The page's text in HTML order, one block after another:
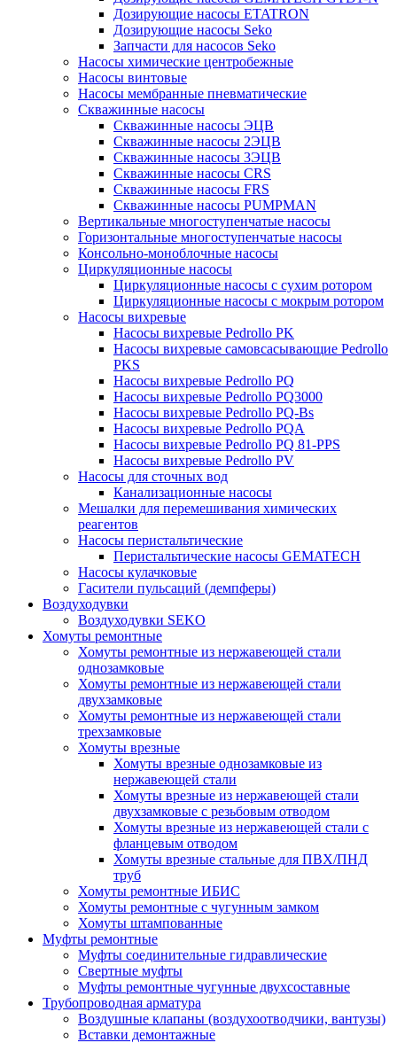
Дозирующие насосы ETATRON
Дозирующие насосы Seko
Запчасти для насосов Seko
Насосы химические центробежные
Насосы винтовые
Насосы мембранные пневматические
Скважинные насосы
Скважинные насосы ЭЦВ
Скважинные насосы 2ЭЦВ
Скважинные насосы 3ЭЦВ
Скважинные насосы CRS
Скважинные насосы FRS
Скважинные насосы PUMPMAN
Вертикальные многоступенчатые насосы
Горизонтальные многоступенчатые насосы
Консольно-моноблочные насосы
Циркуляционные насосы
Циркуляционные насосы с сухим ротором
Циркуляционные насосы с мокрым ротором
Насосы вихревые
Насосы вихревые Pedrollo PK
Насосы вихревые самовсасывающие Pedrollo
PKS
Насосы вихревые Pedrollo PQ
Насосы вихревые Pedrollo PQ3000
Насосы вихревые Pedrollo PQ-Bs
Насосы вихревые Pedrollo PQA
Насосы вихревые Pedrollo PQ 81-PPS
Насосы вихревые Pedrollo PV
Насосы для сточных вод
Канализационные насосы
Мешалки для перемешивания химических
реагентов
Насосы перистальтические
Перистальтические насосы GEMATECH
Насосы кулачковые
Гасители пульсаций (демпферы)
Воздуходувки
Воздуходувки SEKO
Хомуты ремонтные
Хомуты ремонтные из нержавеющей стали
однозамковые
Хомуты ремонтные из нержавеющей стали
двухзамковые
Хомуты ремонтные из нержавеющей стали
трехзамковые
Хомуты врезные
Хомуты врезные однозамковые из
нержавеющей стали
Хомуты врезные из нержавеющей стали
двухзамковые с резьбовым отводом
Хомуты врезные из нержавеющей стали с
фланцевым отводом
Хомуты врезные стальные для ПВХ/ПНД
труб
Хомуты ремонтные ИБИС
Хомуты ремонтные с чугунным замком
Хомуты штампованные
Муфты ремонтные
Муфты соединительные гидравлические
Свертные муфты
Муфты ремонтные чугунные двухсоставные
Трубопроводная арматура
Воздушные клапаны (воздухоотводчики, вантузы)
Вставки демонтажные